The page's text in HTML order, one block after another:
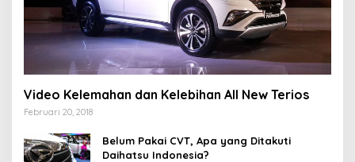
Video Kelemahan dan Kelebihan All New Terios
Februari 20, 2018
Belum Pakai CVT, Apa yang Ditakuti
Daihatsu Indonesia?